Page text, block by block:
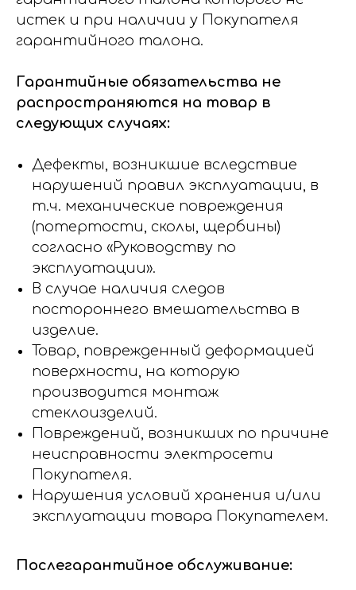
истек и при наличии у Покупателя
гарантийного талона.
Гарантийные обязательства не
распространяются на товар в
следующих случаях:
Дефекты, возникшие вследствие
нарушений правил эксплуатации, в
т.ч. механические повреждения
(потертости, сколы, щербины)
согласно «Руководству по
эксплуатации».
В случае наличия следов
постороннего вмешательства в
изделие.
Товар, поврежденный деформацией
поверхности, на которую
производится монтаж
стеклоизделий.
Повреждений, возникших по причине
неисправности электросети
Покупателя.
Нарушения условий хранения и/или
эксплуатации товара Покупателем.
Послегарантийное обслуживание: